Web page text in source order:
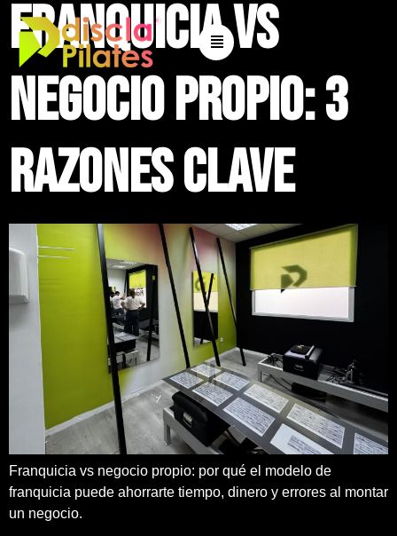
Franquicia vs
negocio propio: 3
razones clave
Franquicia vs negocio propio: por qué el modelo de
franquicia puede ahorrarte tiempo, dinero y errores al montar
un negocio.